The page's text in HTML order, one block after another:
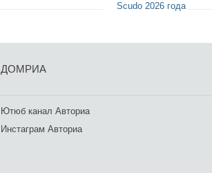
Scudo 2026 года
ДОМРИА
Ютюб канал Авториа
Инстаграм Авториа